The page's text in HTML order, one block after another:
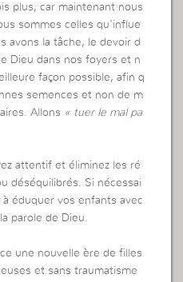
plus, car maintenant nous
sommes celles qu’influe
avons la tâche, le devoir d
Dieu dans nos foyers et n
façon possible, afin q
semences et non de m
Allons « tuer le mal pa
attentif et éliminez les ré
déséquilibrés. Si nécessai
éduquer vos enfants avec
parole de Dieu.
une nouvelle ère de filles
et sans traumatisme